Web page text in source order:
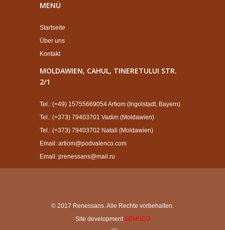
MENÜ
Startseite
Über uns
Kontakt
MOLDAWIEN, CAHUL, TINERETULUI STR.
2/1
Tel.: (+49) 15755669054 Artiom (Ingolstadt, Bayern)
Tel.: (+373) 79403701 Vadim (Moldawien)
Tel.: (+373) 79403702 Natali (Moldawien)
Email: artiom@podvalenco.com
Email: prenessans@mail.ru
© 2017 Renessans. Alle Rechte vorbehalten.
Site development SEMSEO